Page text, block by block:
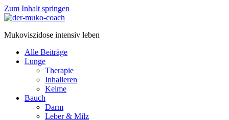
Zum Inhalt springen
Mukoviszidose intensiv leben
Alle Beiträge
Lunge
Therapie
Inhalieren
Keime
Bauch
Darm
Leber & Milz